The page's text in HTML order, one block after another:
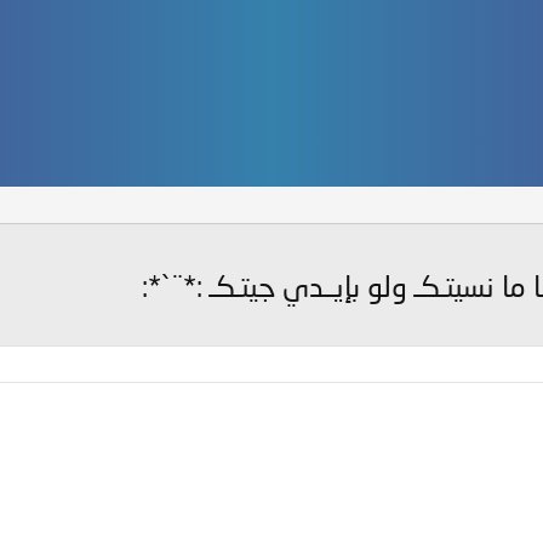
نسيتـكـ ولو بإيــدي جيتـكـ :*¨`*: